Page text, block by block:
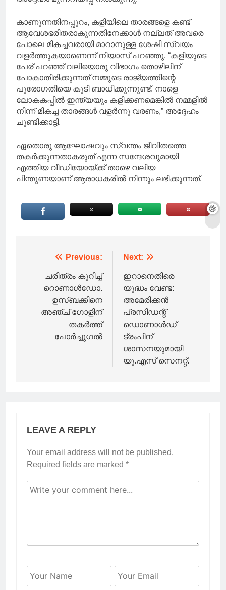
കാണുന്നതിനപ്പുറം, കളിയിലെ താരങ്ങളെ കണ്ട്
ആവേശഭരിതരാകുന്നതിനേക്കാൾ നല്ലത് അവരെ
പോലെ മികച്ചവരായി മാറാനുള്ള ശേഷി സ്വയം
വളർത്തുകയാണെന്ന് നിയാസ് പറഞ്ഞു. “കളിയുടെ
പേര് പറഞ്ഞ് വലിയൊരു വിഭാഗം തൊഴിലിന്
പോകാതിരിക്കുന്നത് നമ്മുടെ രാജ്യത്തിന്റെ
പുരോഗതിയെ കൂടി ബാധിക്കുന്നുണ്ട്. നാളെ
ലോകകപ്പിൽ ഇന്ത്യയും കളിക്കണമെങ്കിൽ നമ്മളിൽ
നിന്ന് മികച്ച താരങ്ങൾ വളർന്നു വരണം,” അദ്ദേഹം
ചൂണ്ടിക്കാട്ടി.
ഏതൊരു ആഘോഷവും സ്വന്തം ജീവിതത്തെ
തകർക്കുന്നതാകരുത് എന്ന സന്ദേശവുമായി
എത്തിയ വീഡിയോയ്ക്ക് താഴെ വലിയ
പിന്തുണയാണ് ആരാധകരിൽ നിന്നും ലഭിക്കുന്നത്.
navigation
Previous:
ചരിത്രം കുറിച്ച്
റൊണാൾഡോ.
ഉസ്ബക്കിനെ
അഞ്ച് ഗോളിന്
തകർത്ത്
പോർച്ചുഗൽ
Next:
ഇറാനെതിരെ
യുദ്ധം വേണ്ട:
അമേരിക്കന്‍
പ്രസിഡന്റ്
ഡൊണാള്‍ഡ്
ട്രംപിന്
ശാസനയുമായി
യു.എസ് സെനറ്റ്.
LEAVE A REPLY
Your email address will not be published.
Required fields are marked *